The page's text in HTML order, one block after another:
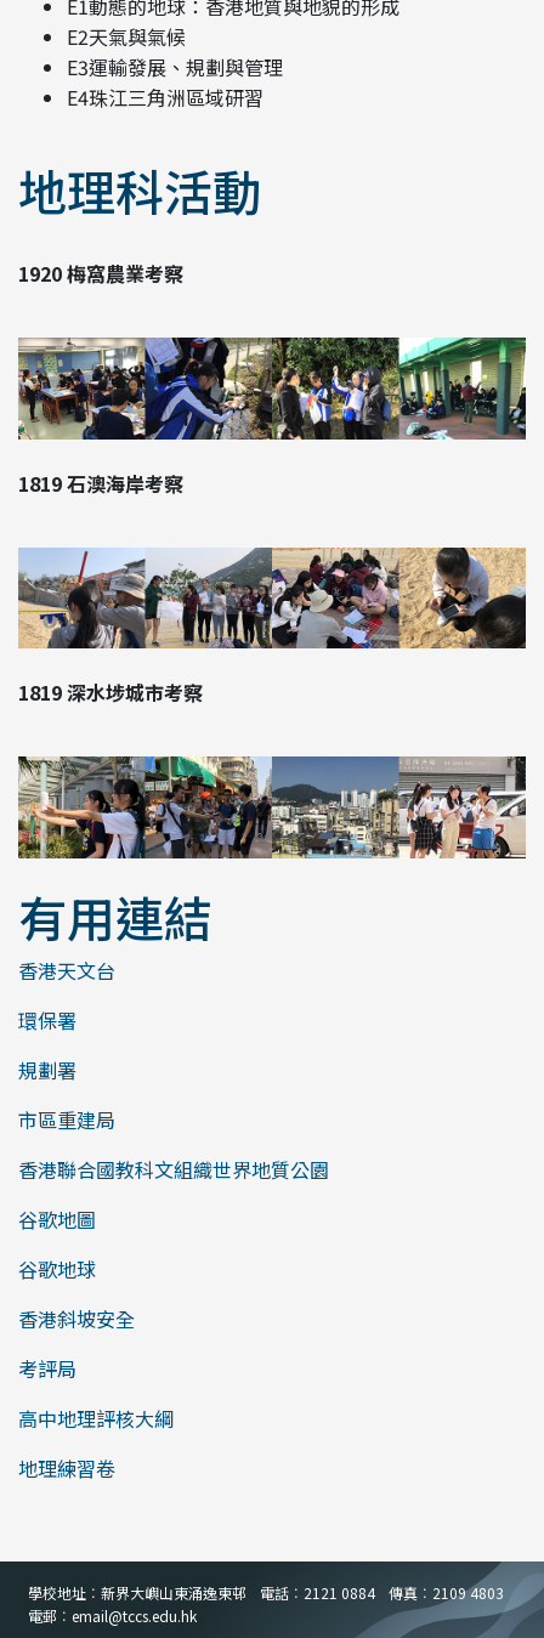
E1動態的地球：香港地質與地貌的形成
E2天氣與氣候
E3運輸發展、規劃與管理
E4珠江三角洲區域研習
地理科活動
1920 梅窩農業考察
1819 石澳海岸考察
1819 深水埗城市考察
有用連結
香港天文台
環保署
規劃署
市區重建局
香港聯合國教科文組織世界地質公園
谷歌地圖
谷歌地球
香港斜坡安全
考評局
高中地理評核大綱
地理練習卷
學校地址︰新界大嶼山東涌逸東邨 電話︰2121 0884
傳真︰2109 4803
電郵︰email@tccs.edu.hk